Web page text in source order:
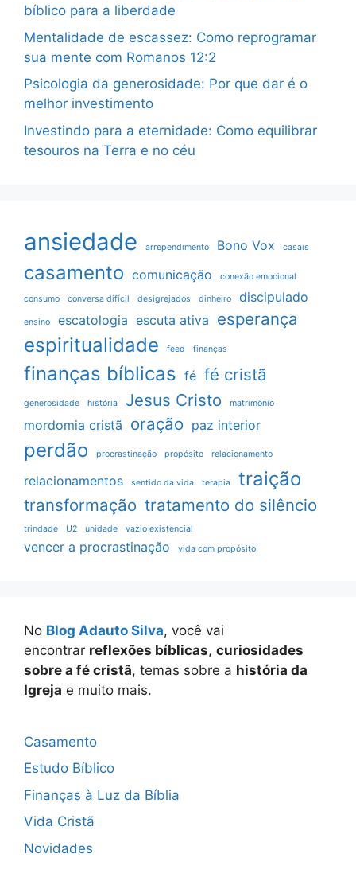
bíblico para a liberdade
Mentalidade de escassez: Como reprogramar
sua mente com Romanos 12:2
Psicologia da generosidade: Por que dar é o
melhor investimento
Investindo para a eternidade: Como equilibrar
tesouros na Terra e no céu
ansiedade arrependimento Bono Vox casais
casamento comunicação conexão emocional
consumo conversa difícil desigrejados dinheiro discipulado
ensino escatologia escuta ativa esperança
espiritualidade feed finanças
finanças bíblicas fé fé cristã
generosidade história Jesus Cristo matrimônio
mordomia cristã oração paz interior
perdão procrastinação propósito relacionamento
relacionamentos sentido da vida terapia traição
transformação tratamento do silêncio
trindade U2 unidade vazio existencial
vencer a procrastinação vida com propósito
No Blog Adauto Silva, você vai
encontrar reflexões bíblicas, curiosidades
sobre a fé cristã, temas sobre a história da
Igreja e muito mais.
Casamento
Estudo Bíblico
Finanças à Luz da Bíblia
Vida Cristã
Novidades